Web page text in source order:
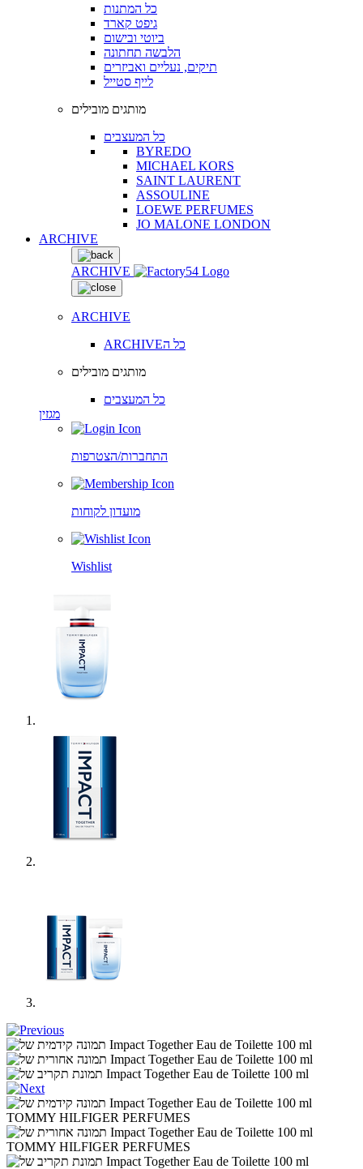
כל המתנות
גיפט קארד
ביוטי ובישום
הלבשה תחתונה
תיקים, נעליים ואביזרים
לייף סטייל
מותגים מובילים
כל המעצבים
BYREDO
MICHAEL KORS
SAINT LAURENT
ASSOULINE
LOEWE PERFUMES
JO MALONE LONDON
ARCHIVE
ARCHIVE
ARCHIVE
ARCHIVEכל ה
מותגים מובילים
כל המעצבים
מגזין
התחברות/הצטרפות
מועדון לקוחות
Wishlist